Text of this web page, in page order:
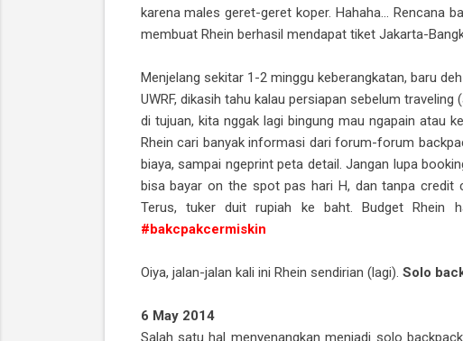
karena males geret-geret koper. Hahaha... Rencana
membuat Rhein berhasil mendapat tiket Jakarta-
Menjelang sekitar 1-2 minggu keberangkatan, baru
UWRF, dikasih tahu kalau persiapan sebelum
di tujuan, kita nggak lagi bingung mau ngapain atau
Rhein cari banyak informasi dari forum-forum
biaya, sampai ngeprint peta detail. Jangan lupa
bisa bayar on the spot pas hari H, dan tanpa credit
Terus, tuker duit rupiah ke baht. Budget Rhein
#bakcpakcermiskin
Oiya, jalan-jalan kali ini Rhein sendirian (lagi). Solo
6 May 2014
Salah satu hal menyenangkan menjadi solo